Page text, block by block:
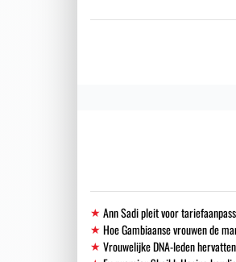
Ann Sadi pleit voor
Hoe Gambiaanse vrouwen de
Vrouwelijke DNA-leden